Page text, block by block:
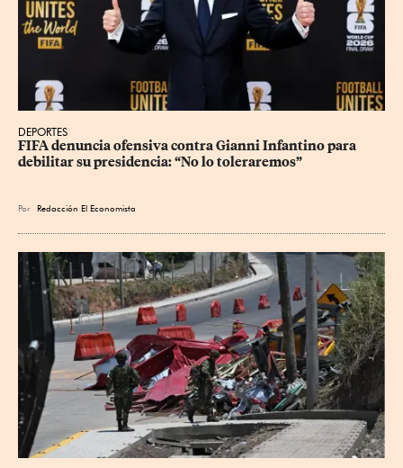
DEPORTES
FIFA denuncia ofensiva contra Gianni Infantino para
debilitar su presidencia: “No lo toleraremos”
Por Redacción El Economista